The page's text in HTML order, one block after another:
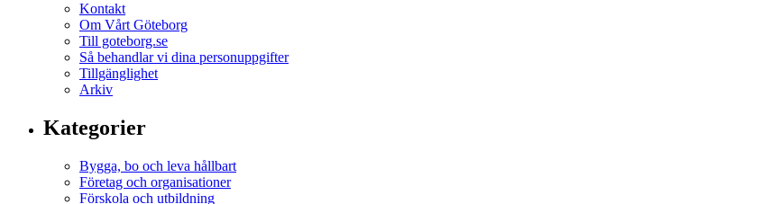
Kontakt
Om Vårt Göteborg
Till goteborg.se
Så behandlar vi dina personuppgifter
Tillgänglighet
Arkiv
Kategorier
Bygga, bo och leva hållbart
Företag och organisationer
Förskola och utbildning